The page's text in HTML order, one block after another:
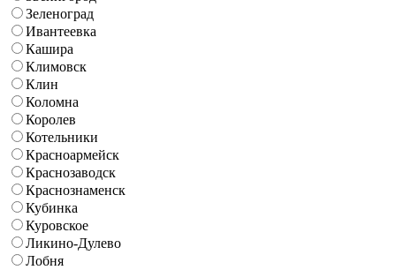
Зеленоград
Ивантеевка
Кашира
Климовск
Клин
Коломна
Королев
Котельники
Красноармейск
Краснозаводск
Краснознаменск
Кубинка
Куровское
Ликино-Дулево
Лобня